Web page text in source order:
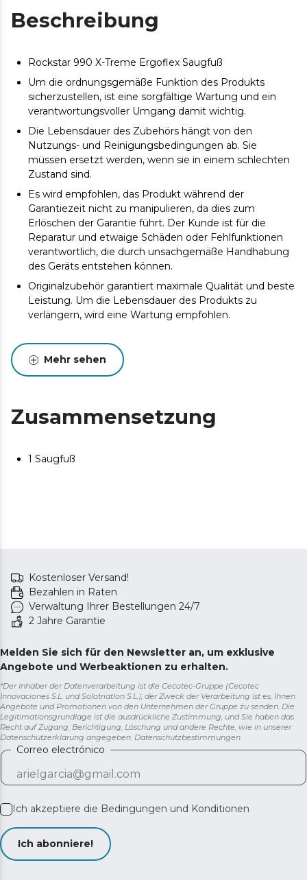
Beschreibung
Rockstar 990 X-Treme Ergoflex Saugfuß
Um die ordnungsgemäße Funktion des Produkts
sicherzustellen, ist eine sorgfältige Wartung und ein
verantwortungsvoller Umgang damit wichtig.
Die Lebensdauer des Zubehörs hängt von den
Nutzungs- und Reinigungsbedingungen ab. Sie
müssen ersetzt werden, wenn sie in einem schlechten
Zustand sind.
Es wird empfohlen, das Produkt während der
Garantiezeit nicht zu manipulieren, da dies zum
Erlöschen der Garantie führt. Der Kunde ist für die
Reparatur und etwaige Schäden oder Fehlfunktionen
verantwortlich, die durch unsachgemäße Handhabung
des Geräts entstehen können.
Originalzubehör garantiert maximale Qualität und beste
Leistung. Um die Lebensdauer des Produkts zu
verlängern, wird eine Wartung empfohlen.
Mehr sehen
Zusammensetzung
1 Saugfuß
Kostenloser Versand!
Bezahlen in Raten
Verwaltung Ihrer Bestellungen 24/7
2 Jahre Garantie
Melden Sie sich für den Newsletter an, um exklusive
Angebote und Werbeaktionen zu erhalten.
*Der Inhaber der Datenverarbeitung ist die Cecotec-Gruppe (Cecotec
Innovaciones S.L. und Solotriatlon S.L.), der Zweck der Verarbeitung ist es, Ihnen
Angebote und Promotionen von den Unternehmen der Gruppe zu senden. Die
Legitimationsgrundlage ist die ausdrückliche Zustimmung, und Sie haben das
Recht auf Zugang, Berichtigung, Löschung und andere Rechte, wie in unserer
Datenschutzerklärung angegeben. Datenschutzbestimmungen
Correo electrónico
Ich akzeptiere die Bedingungen und Konditionen
Ich abonniere!